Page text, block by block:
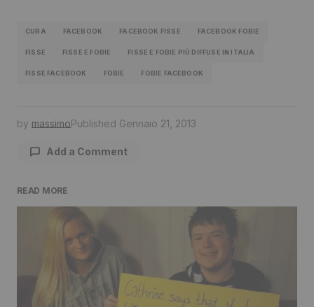
CURA FACEBOOK FACEBOOK FISSE FACEBOOK FOBIE
FISSE FISSE E FOBIE FISSE E FOBIE PIÙ DIFFUSE IN ITALIA
FISSE FACEBOOK FOBIE FOBIE FACEBOOK
by massimoPublished Gennaio 21, 2013
Add a Comment
Il tuo indirizzo email non sarà pubblicato.
campi obbligatori sono contrassegnati
*
READ MORE